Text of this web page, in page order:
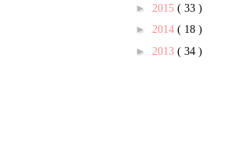
► 2015 ( 33 )
► 2014 ( 18 )
► 2013 ( 34 )